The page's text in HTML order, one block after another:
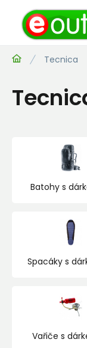
Tecnica
Batohy s
Spacáky s
Vařiče s